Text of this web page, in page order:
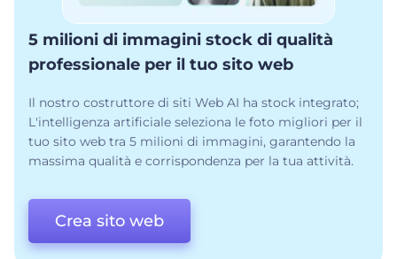
5 milioni di immagini stock di qualità
professionale per il tuo sito web
Il nostro costruttore di siti Web AI ha stock integrato;
L'intelligenza artificiale seleziona le foto migliori per il
tuo sito web tra 5 milioni di immagini, garantendo la
massima qualità e corrispondenza per la tua attività.
Crea sito web